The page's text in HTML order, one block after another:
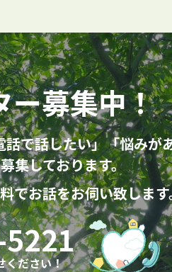
ー募集中！
で話したい」「悩みが
集しております。
でお話をお伺い致します
ください！